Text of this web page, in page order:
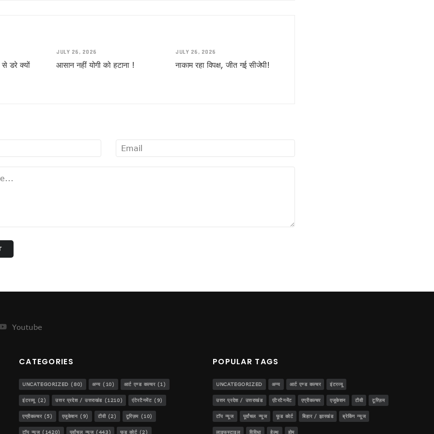
डरे क्यों
JULY 26, 2026
आसान नहीं योगी को हटाना !
JULY 26, 2026
नाकाम रहा विपक्ष, जीत गई सीजेपी!
Youtube
CATEGORIES
UNCATEGORIZED (80) अन्य (10) आर्ट एण्ड कल्चर(1)
इंटरव्यू (2) उत्तर प्रदेश / उत्तराखंड (1210) एंटेरटैनमेंट (9)
एग्रीकल्चर(5) एजूकेशन (9) टीवी(2) टूरिज़म (10)
टॉप न्यूज(1420) पूर्वांचल न्यूज(443) फूड कोर्ट (2)
POPULAR TAGS
UNCATEGORIZED अन्य आर्ट एण्ड कल्चर इंटरव्यू
उत्तर प्रदेश / उत्तराखंड एंटेरटैनमेंट एग्रीकल्चर एजूकेशन टीवी टूरिज़म
टॉप न्यूज पूर्वांचल न्यूज फूड कोर्ट बिहार / झारखंड ब्रेकिंग न्यूज
लाइफस्टाइल विविधा हेल्थ होम